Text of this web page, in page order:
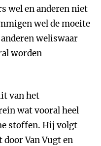
wel en anderen niet
wel de moeite
weliswaar
worden
van het
wat vooral heel
stoffen. Hij volgt
Van Vugt en